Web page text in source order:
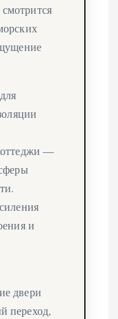
—
и
двери
переход,